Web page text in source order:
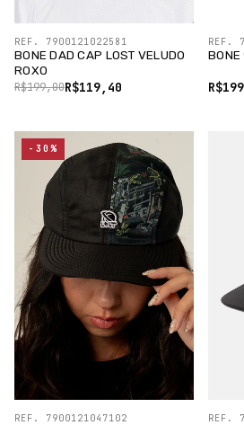
BONE DAD CAP LOST VELUDO
ROXO
R$119,40
R$199,00
REF. 7900121022581 REF.
REF. 7900121047102
-30%
REF.